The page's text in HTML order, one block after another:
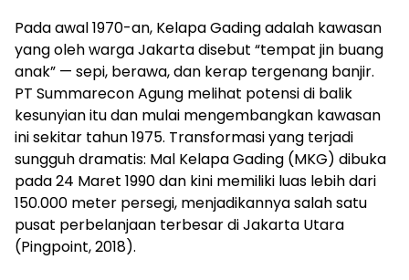
Pada awal 1970-an, Kelapa Gading adalah kawasan
yang oleh warga Jakarta disebut “tempat jin buang
anak” — sepi, berawa, dan kerap tergenang banjir.
PT Summarecon Agung melihat potensi di balik
kesunyian itu dan mulai mengembangkan kawasan
ini sekitar tahun 1975. Transformasi yang terjadi
sungguh dramatis: Mal Kelapa Gading (MKG) dibuka
pada 24 Maret 1990 dan kini memiliki luas lebih dari
150.000 meter persegi, menjadikannya salah satu
pusat perbelanjaan terbesar di Jakarta Utara
(Pingpoint, 2018).